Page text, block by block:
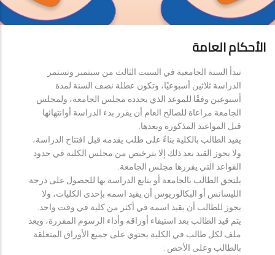
الأحكام العامة
تبدأ السنة الجامعية في السبت الثالث من سبتمبر وتستمر
الدراسة ثلاثين أسبوعيًا، وتكون عطلة نصف السنة لمدة
أسبوعين وفقًا للموعد الذي يحدده مجلس الجامعة، ولمجلس
الجامعة مراعاة للصالح العام أن يقرر بدء الدراسة أوانتهائها
قبل المواعيد المذكورة وبعدها.
يقيد الطالب بالكلية بناءً على طلب يقدمه قبل افتتاح الدراسة،
ولا يجوز القيد بعد ذلك إلا بترخيص من مجلس الكلية في حدود
القواعد التي يقررها مجلس الجامعة.
يلتحق الطالب بالجامعة أو يتابع الدراسة بها للحصول على درجة
الليسانس أو البكالوريوس أن يقيد اسمه بإحدى الكليات، ولا
يجوز للطالب أن يقيد اسمه في أكثر من كلية في وقت واحد.
يتم قيد الطالب بعد استيفاء أوراقه وأداء الرسوم المقررة، ويعد
ملف لكل طالب في الكلية يحتوي على جميع الأوراق المتعلقة
بالطالب وعلى الأخص :